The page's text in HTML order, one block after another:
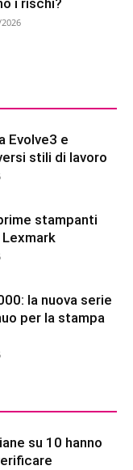
i rischi?
Evolve3 e
stili di lavoro
stampanti
la nuova serie
per la stampa
su 10 hanno